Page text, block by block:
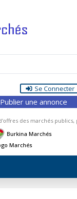
Se Connecter
Publier une annonce
des marchés publics,
Burkina Marchés
Marchés